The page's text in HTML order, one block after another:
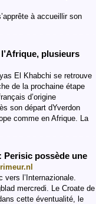
à accueillir son
l’Afrique, plusieurs
El Khabchi se retrouve
de la prochaine étape
d’origine
son départ dYverdon
comme en Afrique. La
Perisic possède une
vers l’Internazionale.
mercredi. Le Croate de
cette éventualité, le